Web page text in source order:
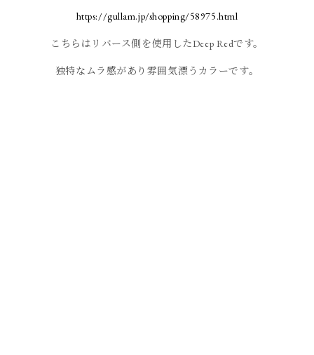
https://gullam.jp/shopping/58975.html
こちらはリバース側を使用したDeep Redです。
独特なムラ感があり雰囲気漂うカラーです。